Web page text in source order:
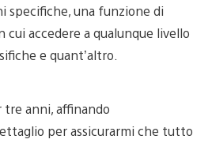
specifiche, una funzione di
cui accedere a qualunque livello
e quant’altro.
tre anni, affinando
per assicurarmi che tutto